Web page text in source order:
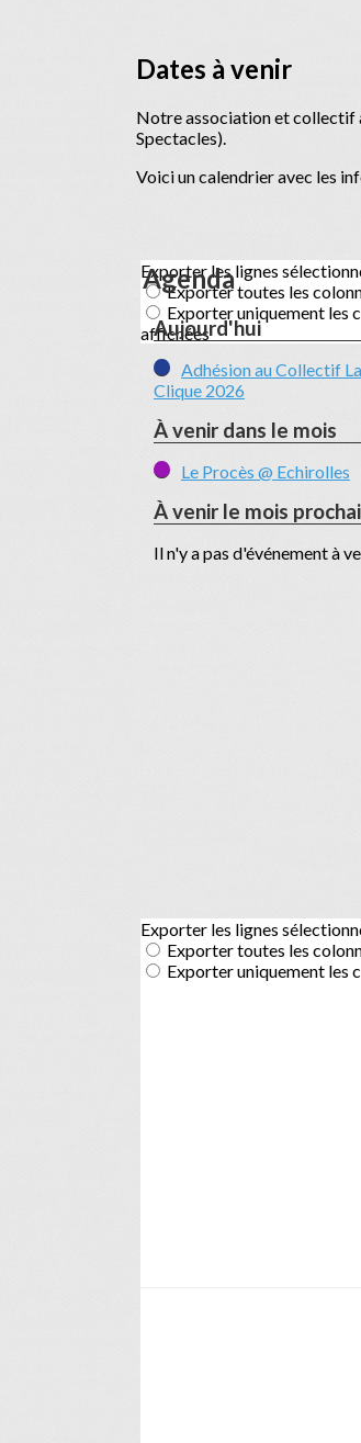
Dates à venir
Notre association et collectif
Spectacles).
Voici un calendrier avec les